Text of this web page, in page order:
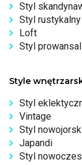
Styl
Styl rustykalny
Loft
Styl
Style
Styl
Vintage
Styl
Japandi
Styl